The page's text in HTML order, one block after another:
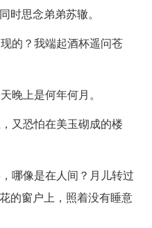
时思念弟弟苏辙。
的？我端起酒杯遥问苍
晚上是何年何月。
又恐怕在美玉砌成的楼
哪像是在人间？月儿转过
的窗户上，照着没有睡意